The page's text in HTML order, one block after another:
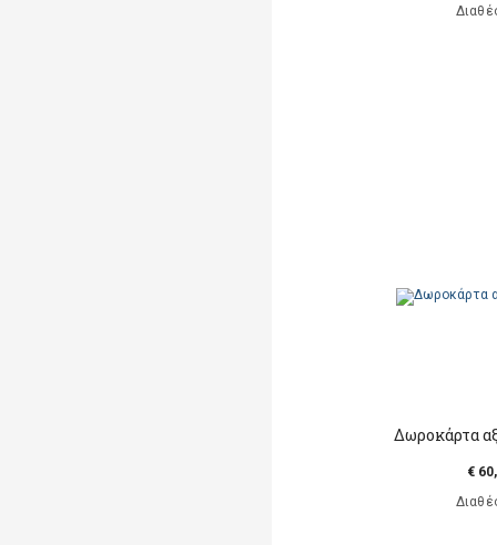
Δωροκάρτα
€